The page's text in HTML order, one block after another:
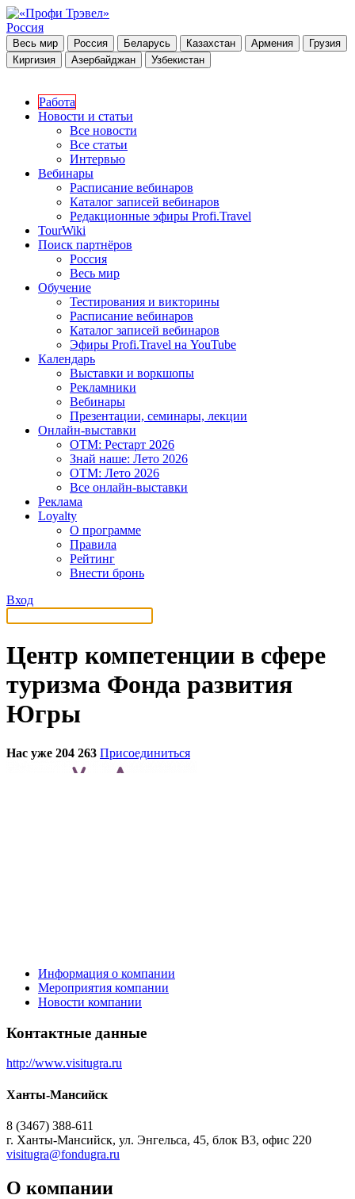
Россия
Весь мир Россия Беларусь Казахстан Армения
Грузия
Киргизия
Азербайджан Узбекистан
Работа
Новости и статьи
Все новости
Все статьи
Интервью
Вебинары
Расписание вебинаров
Каталог записей вебинаров
Редакционные эфиры Profi.Travel
TourWiki
Поиск партнёров
Россия
Весь мир
Обучение
Тестирования и викторины
Расписание вебинаров
Каталог записей вебинаров
Эфиры Profi.Travel на YouTube
Календарь
Выставки и воркшопы
Рекламники
Вебинары
Презентации, семинары, лекции
Онлайн-выставки
OTM: Рестарт 2026
Знай наше: Лето 2026
OTM: Лето 2026
Все онлайн-выставки
Реклама
Loyalty
О программе
Правила
Рейтинг
Внести бронь
Вход
Центр компетенции в сфере
туризма Фонда развития
Югры
Нас уже 204 263 Присоединиться
Информация о компании
Мероприятия компании
Новости компании
Контактные данные
http://www.visitugra.ru
Ханты-Мансийск
8 (3467) 388-611
г. Ханты-Мансийск, ул. Энгельса, 45, блок В3, офис 220
visitugra@fondugra.ru
О компании